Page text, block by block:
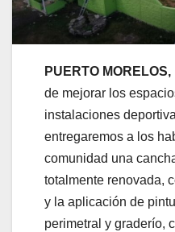
PUERTO MORELOS,
de mejorar los
instalaciones
entregaremos a los
comunidad una
totalmente renovada,
y la aplicación de
perimetral y graderío,